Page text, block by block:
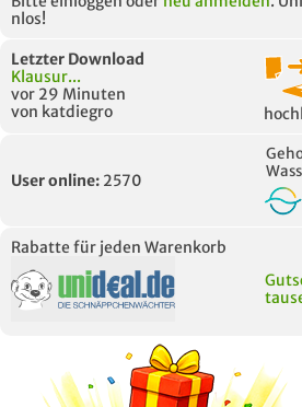
nlos!
Letzter Download
Klausur...
vor 29 Minuten
von katdiegro
User online: 2570
Rabatte für jeden Warenkorb